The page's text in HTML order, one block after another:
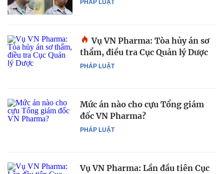
PHÁP LUẬT
PHÁP LUẬT
Vụ VN Pharma: Tòa hủy án sơ
thẩm, điều tra Cục Quản lý Dược
PHÁP LUẬT
Mức án nào cho cựu Tổng giám
đốc VN Pharma?
Vụ VN Pharma: Lần đầu tiên Cục